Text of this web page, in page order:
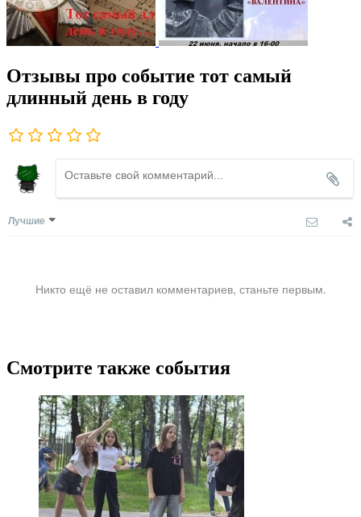
Отзывы про событие тот самый
длинный день в году
Лучшие
Никто ещё не оставил комментариев, станьте первым.
Смотрите также события